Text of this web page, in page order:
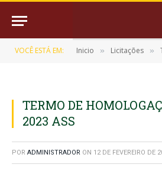
VOCÊ ESTÁ EM: Inicio » Licitações »
TERMO DE
2023 ASS
POR ADMINISTRADOR ON 12 DE FEVEREIRO DE